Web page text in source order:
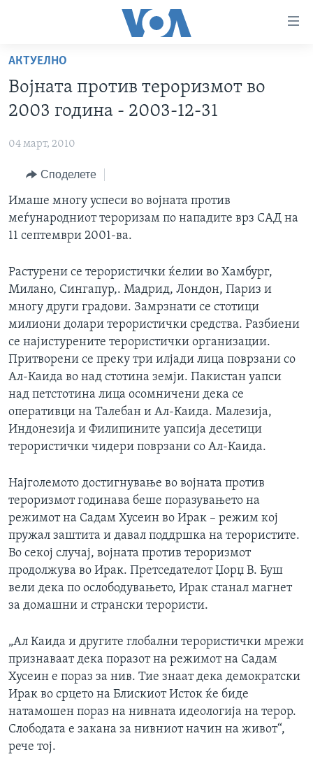
пристапност
Премини
на
главната
Премини
за
навигација
Пребарувај
РУБРИКИ
МАКЕДОНИЈА
СВЕТ
ЕКОНОМИЈА
ПОЛИТИКА
НАУКА
ИНТЕРВЈУА
ДОКУМЕНТАРЦИ
АРХИВИРАНА ПРОГРАМА
NEWSFLASH - АРХИВА
ВЕСТИ ОД САД ВО МИНУТА - АРХИВА
ЗА НАС
Learning English
НАКУСО...
Јазици
АКТУЕЛНО
Војната против тероризмот во
2003 година - 2003-12-31
04 март, 2010
Споделете
Имаше многу успеси во војната против
меѓународниот тероризам по нападите врз САД на
11 септември 2001-ва.
Растурени се терористички ќелии во Хамбург,
Милано, Сингапур,. Мадрид, Лондон, Париз и
многу други градови. Замрзнати се стотици
милиони долари терористички средства. Разбиени
се најистурените терористички организации.
Притворени се преку три илјади лица поврзани со
Ал-Каида во над стотина земји. Пакистан уапси
над петстотина лица осомничени дека се
оперативци на Талебан и Ал-Каида. Малезија,
Индонезија и Филипините уапсија десетици
терористички чидери поврзани со Ал-Каида.
Најголемото достигнување во војната против
тероризмот годинава беше поразувањето на
режимот на Садам Хусеин во Ирак – режим кој
пружал заштита и давал поддршка на терористите.
Во секој случај, војната против тероризмот
продолжува во Ирак. Претседателот Џорџ В. Буш
вели дека по ослободувањето, Ирак станал магнет
за домашни и странски терористи.
„Ал Каида и другите глобални терористички мрежи
признаваат дека поразот на режимот на Садам
Хусеин е пораз за нив. Тие знаат дека демократски
Ирак во срцето на Блискиот Исток ќе биде
натамошен пораз на нивната идеологија на терор.
Слободата е закана за нивниот начин на живот“,
рече тој.